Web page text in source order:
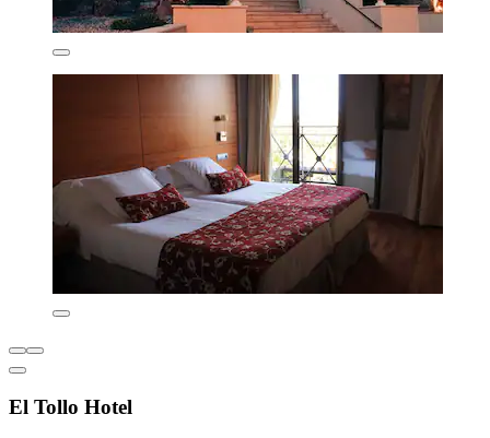
El Tollo Hotel